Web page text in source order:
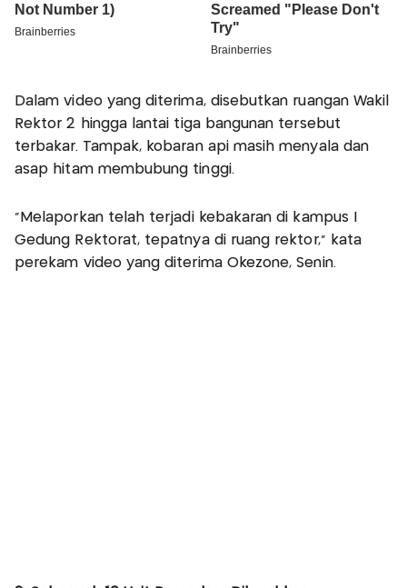
Dalam video yang diterima, disebutkan ruangan Wakil
Rektor 2 hingga lantai tiga bangunan tersebut
terbakar. Tampak, kobaran api masih menyala dan
asap hitam membubung tinggi.
“Melaporkan telah terjadi kebakaran di kampus I
Gedung Rektorat, tepatnya di ruang rektor,” kata
perekam video yang diterima Okezone, Senin.